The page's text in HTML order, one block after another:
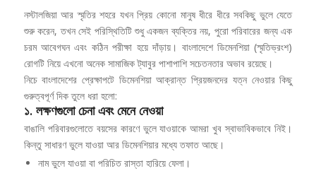
নস্টালজিয়া আর স্মৃতির শহরে যখন প্রিয় কোনো মানুষ ধীরে ধীরে সবকিছু ভুলে যেতে
শুরু করেন, তখন সেই পরিস্থিতিটি শুধু একজন ব্যক্তির নয়, পুরো পরিবারের জন্য এক
চরম আবেগঘন এবং কঠিন পরীক্ষা হয়ে দাঁড়ায়। বাংলাদেশে ডিমেনশিয়া (স্মৃতিভ্রংশ)
রোগটি নিয়ে এখনো অনেক সামাজিক ট্যাবুর পাশাপাশি সচেতনতার অভাব রয়েছে।
নিচে বাংলাদেশের প্রেক্ষাপটে ডিমেনশিয়া আক্রান্ত প্রিয়জনদের যত্ন নেওয়ার কিছু
গুরুত্বপূর্ণ দিক তুলে ধরা হলো:
১. লক্ষণগুলো চেনা এবং মেনে নেওয়া
বাঙালি পরিবারগুলোতে বয়সের কারণে ভুলে যাওয়াকে আমরা খুব স্বাভাবিকভাবে নিই।
কিন্তু সাধারণ ভুলে যাওয়া আর ডিমেনশিয়ার মধ্যে তফাত আছে।
নাম ভুলে যাওয়া বা পরিচিত রাস্তা হারিয়ে ফেলা।